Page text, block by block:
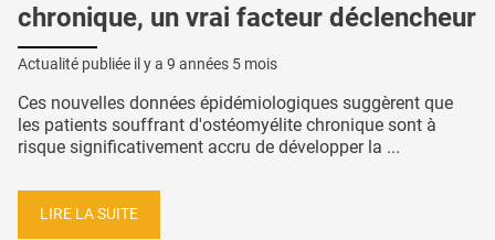
chronique, un vrai facteur déclencheur
Actualité publiée il y a 9 années 5 mois
Ces nouvelles données épidémiologiques suggèrent que
les patients souffrant d'ostéomyélite chronique sont à
risque significativement accru de développer la ...
LIRE LA SUITE